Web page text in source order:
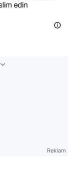
Reklam